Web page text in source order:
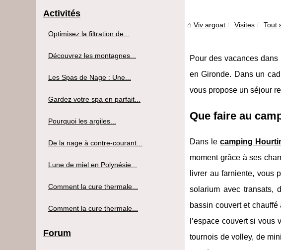
Viv argoat Visites Tout
Pour des vacances dans
en Gironde. Dans un
vous propose un séjour
Que faire au
Dans le camping
moment grâce à ses
livrer au farniente, vous
solarium avec transats,
bassin couvert et
l’espace couvert si
tournois de volley, de
Activités
Optimisez la filtration de...
Découvrez les montagnes...
Les Spas de Nage : Une...
Gardez votre spa en parfait...
Pourquoi les argiles...
De la nage à contre-courant...
Lune de miel en Polynésie...
Comment la cure thermale...
Comment la cure thermale...
Forum